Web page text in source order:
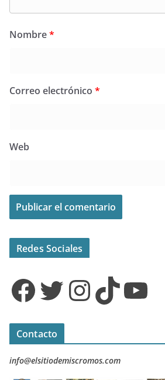
Nombre*
Correo electrónico *
Web
Redes Sociales
Facebook Twitter InstagramTikTok YouTube
Contacto
info@elsitiodemiscromos.com